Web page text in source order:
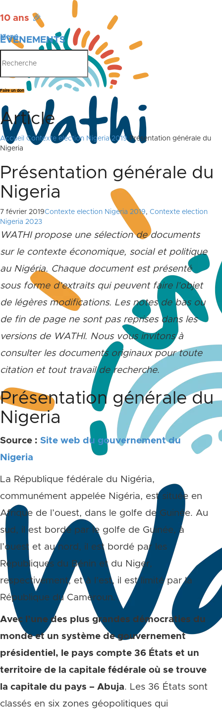
10 ans 🎉
ÉVÉNEMENTS
PUBLICATIONS
Menu
Faire un don
Article
Accueil Contexte election Nigeria 2019 Présentation générale du
Nigeria
Présentation générale du
Nigeria
7 février 2019Contexte election Nigeria 2019, Contexte election
Nigeria 2023
WATHI propose une sélection de documents
sur le contexte économique, social et politique
au Nigéria. Chaque document est présenté
sous forme d’extraits qui peuvent faire l’objet
de légères modifications. Les notes de bas ou
de fin de page ne sont pas reprises dans les
versions de WATHI. Nous vous invitons à
consulter les documents originaux pour toute
citation et tout travail de recherche.
Présentation générale du
Nigeria
Source : Site web du gouvernement du
Nigeria
La République fédérale du Nigéria,
communément appelée Nigéria, est située en
Afrique de l’ouest, dans le golfe de Guinée. Au
sud, il est bordé par le golfe de Guinée, à
l’ouest et au nord, il est bordé par les
Républiques du Bénin et du Niger,
respectivement, et à l’est, il est limité par la
République du Cameroun.
Avec l’une des plus grandes démocraties du
monde et un système de gouvernement
présidentiel, le pays compte 36 États et un
territoire de la capitale fédérale où se trouve
la capitale du pays – Abuja. Les 36 États sont
classés en six zones géopolitiques qui